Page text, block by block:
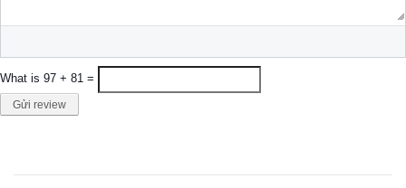
What is 97 + 81 =
Gửi review